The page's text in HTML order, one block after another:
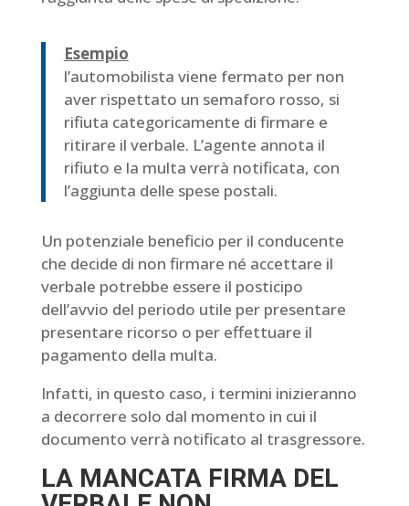
Esempio
l’automobilista viene fermato per non
aver rispettato un semaforo rosso, si
rifiuta categoricamente di firmare e
ritirare il verbale. L’agente annota il
rifiuto e la multa verrà notificata, con
l’aggiunta delle spese postali.
Un potenziale beneficio per il conducente
che decide di non firmare né accettare il
verbale potrebbe essere il posticipo
dell’avvio del periodo utile per presentare
presentare ricorso o per effettuare il
pagamento della multa.
Infatti, in questo caso, i termini inizieranno
a decorrere solo dal momento in cui il
documento verrà notificato al trasgressore.
LA MANCATA FIRMA DEL